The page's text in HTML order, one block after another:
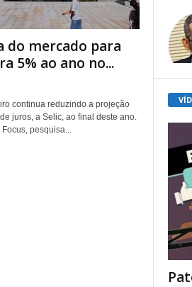
do mercado para
5% ao ano no...
continua reduzindo a projeção
juros, a Selic, ao final deste ano.
pesquisa...